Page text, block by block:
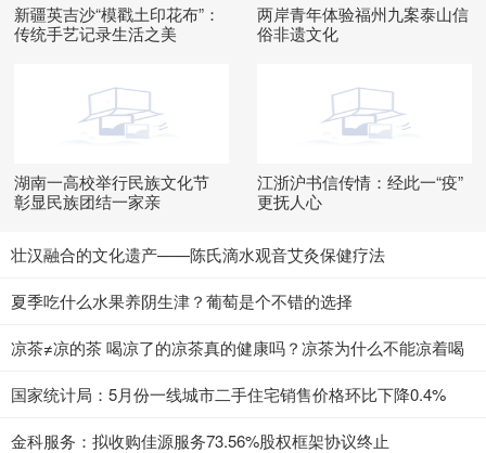
新疆英吉沙“模戳土印花布”：
传统手艺记录生活之美
两岸青年体验福州九案泰山信
俗非遗文化
湖南一高校举行民族文化节
彰显民族团结一家亲
江浙沪书信传情：经此一“疫”
更抚人心
壮汉融合的文化遗产——陈氏滴水观音艾灸保健疗法
夏季吃什么水果养阴生津？葡萄是个不错的选择
凉茶≠凉的茶 喝凉了的凉茶真的健康吗？凉茶为什么不能凉着喝
国家统计局：5月份一线城市二手住宅销售价格环比下降0.4%
金科服务：拟收购佳源服务73.56%股权框架协议终止